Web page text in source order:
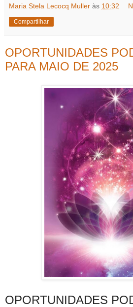
Maria Stela Lecocq Muller às 10:32
Compartilhar
OPORTUNIDADES
PARA MAIO DE 2025
OPORTUNIDADES